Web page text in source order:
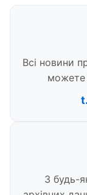
Всі новини
можете
З будь-